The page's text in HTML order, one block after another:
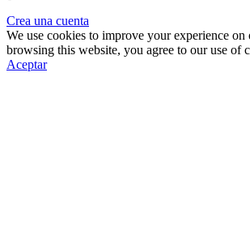
Crea una cuenta
We use cookies to improve your experience
browsing this website, you agree to our use of
Aceptar